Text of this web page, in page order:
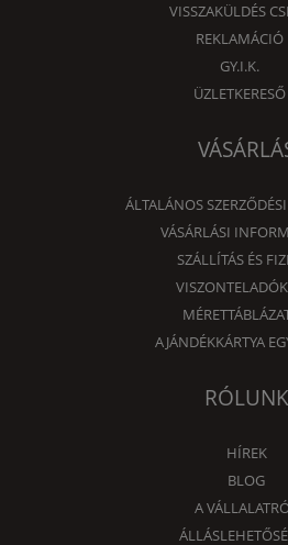
VISSZAKÜLDÉS
REKLAMÁCIÓ
GY.I.K.
ÜZLETKERESŐ
ÁLTALÁNOS
VÁSÁRLÁSI
SZÁLLÍTÁS ÉS
AJÁNDÉKKÁRTYA
RÓLUNK
HÍREK
BLOG
A